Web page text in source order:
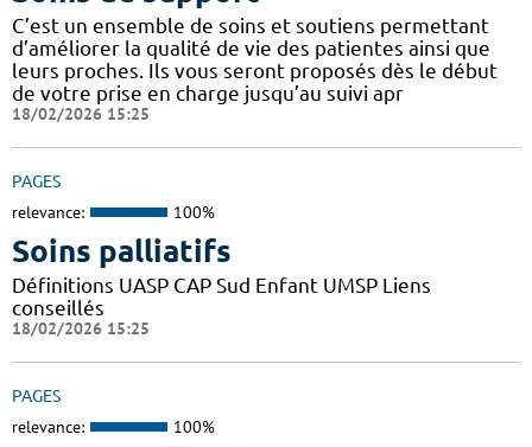
C’est un ensemble de soins et soutiens permettant
d’améliorer la qualité de vie des patientes ainsi que
leurs proches. Ils vous seront proposés dès le début
de votre prise en charge jusqu’au suivi apr
18/02/2026 15:25
PAGES
relevance: 100%
Soins palliatifs
Définitions UASP CAP Sud Enfant UMSP Liens
conseillés
18/02/2026 15:25
PAGES
relevance: 100%